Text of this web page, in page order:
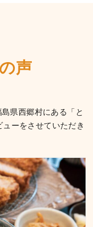
声
県西郷村にある「と
ーをさせていただき